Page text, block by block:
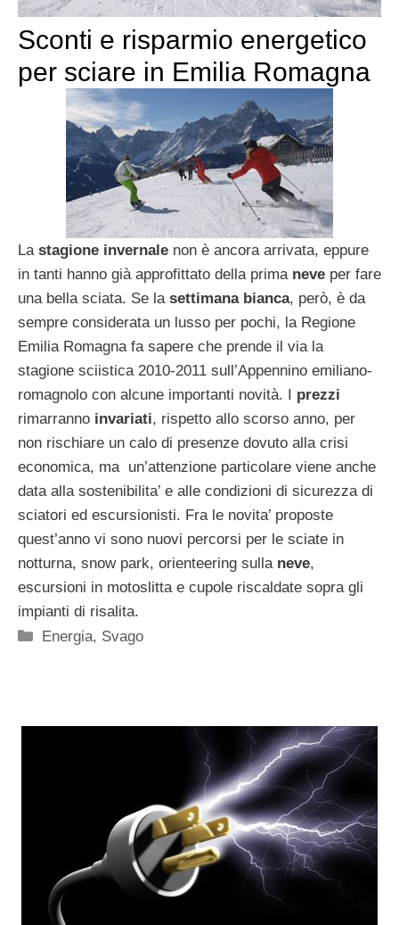
Sconti e risparmio energetico
per sciare in Emilia Romagna
La stagione invernale non è ancora arrivata, eppure
in tanti hanno già approfittato della prima neve per fare
una bella sciata. Se la settimana bianca, però, è da
sempre considerata un lusso per pochi, la Regione
Emilia Romagna fa sapere che prende il via la
stagione sciistica 2010-2011 sull’Appennino emiliano-
romagnolo con alcune importanti novità. I prezzi
rimarranno invariati, rispetto allo scorso anno, per
non rischiare un calo di presenze dovuto alla crisi
economica, ma un’attenzione particolare viene anche
data alla sostenibilita’ e alle condizioni di sicurezza di
sciatori ed escursionisti. Fra le novita’ proposte
quest’anno vi sono nuovi percorsi per le sciate in
notturna, snow park, orienteering sulla neve,
escursioni in motoslitta e cupole riscaldate sopra gli
impianti di risalita.
Categorie
Energia, Svago